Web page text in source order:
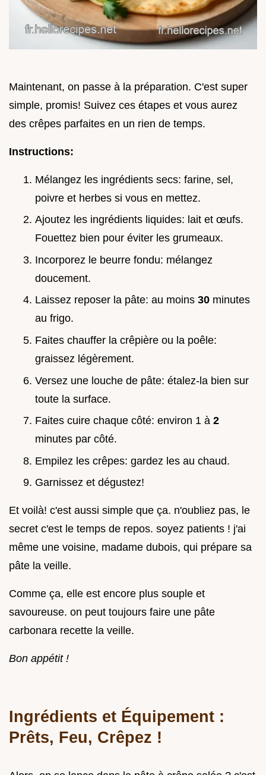
Maintenant, on passe à la préparation. C'est super
simple, promis! Suivez ces étapes et vous aurez
des crêpes parfaites en un rien de temps.
Instructions:
Mélangez les ingrédients secs: farine, sel,
poivre et herbes si vous en mettez.
Ajoutez les ingrédients liquides: lait et œufs.
Fouettez bien pour éviter les grumeaux.
Incorporez le beurre fondu: mélangez
doucement.
Laissez reposer la pâte: au moins 30 minutes
au frigo.
Faites chauffer la crêpière ou la poêle:
graissez légèrement.
Versez une louche de pâte: étalez-la bien sur
toute la surface.
Faites cuire chaque côté: environ 1 à 2
minutes par côté.
Empilez les crêpes: gardez les au chaud.
Garnissez et dégustez!
Et voilà! c'est aussi simple que ça. n'oubliez pas, le
secret c'est le temps de repos. soyez patients ! j'ai
même une voisine, madame dubois, qui prépare sa
pâte la veille.
Comme ça, elle est encore plus souple et
savoureuse. on peut toujours faire une pâte
carbonara recette la veille.
Bon appétit !
Ingrédients et Équipement :
Prêts, Feu, Crêpez !